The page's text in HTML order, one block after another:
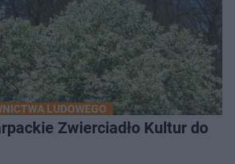
LUDOWEGO
Zwierciadło Kultur do